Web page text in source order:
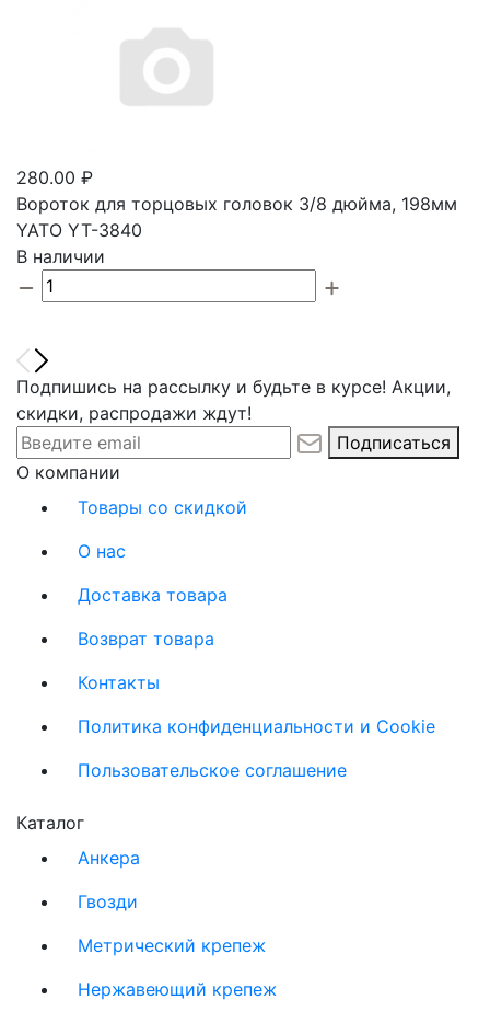
280.00 ₽
Вороток для торцовых головок 3/8 дюйма, 198мм
YATO YT-3840
В наличии
Подпишись на рассылку и будьте в курсе! Акции,
скидки, распродажи ждут!
Подписаться
О компании
Товары со скидкой
О нас
Доставка товара
Возврат товара
Контакты
Политика конфиденциальности и Cookie
Пользовательское соглашение
Каталог
Анкера
Гвозди
Метрический крепеж
Нержавеющий крепеж